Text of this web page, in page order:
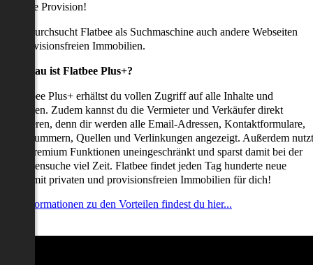
Provision!
durchsucht Flatbee als Suchmaschine auch andere Webseiten
provisionsfreien Immobilien.
genau ist Flatbee Plus+?
Flatbee Plus+ erhältst du vollen Zugriff auf alle Inhalte und
Zudem kannst du die Vermieter und Verkäufer direkt
denn dir werden alle Email-Adressen, Kontaktformulare,
Quellen und Verlinkungen angezeigt. Außerdem nutzt
alle Premium Funktionen uneingeschränkt und sparst damit bei der
viel Zeit. Flatbee findet jeden Tag hunderte neue
mit privaten und provisionsfreien Immobilien für dich!
Informationen zu den Vorteilen findest du hier...